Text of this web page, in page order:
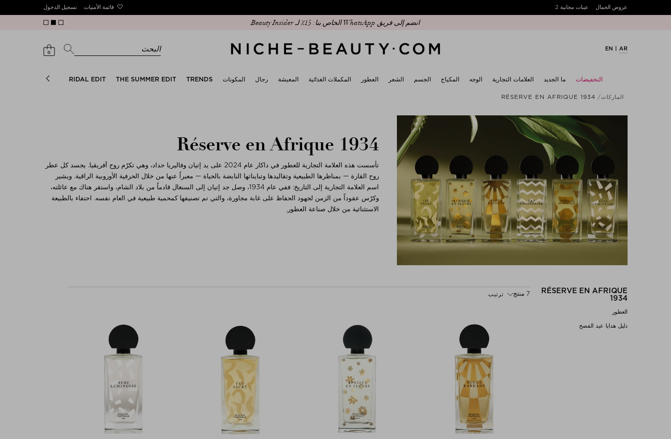
عروض الجمال عينات مجانية 2 قائمة الأمنيات تسجيل الدخول
انضم إلى فريق WhatsApp الخاص بنا: 15٪ لـ Beauty Insider
AR
EN البحث 0
التخفيضات ما الجديد العلامات التجارية الوجه المكياج الجسم الشعر العطور المكملات الغذائية المعيشة رجال المكونات TRENDS
THE SUMMER EDIT
BRIDAL EDIT
CLEAN IS COOL!
الماركات RÉSERVE EN AFRIQUE 1934
Réserve en Afrique 1934
تأسست هذه العلامة التجارية للعطور في داكار عام 2024 على يد إتيان وفاليريا حداد، وهي تكرّم روح أفريقيا. يجسد كل عطر
روح القارة — بمناظرها الطبيعية وتقاليدها وتبايناتها النابضة بالحياة — معبراً عنها من خلال الحرفية الأوروبية الراقية. ويشير
اسم العلامة التجارية إلى التاريخ: ففي عام 1934، وصل جد إتيان إلى السنغال قادماً من بلاد الشام، واستقر هناك مع عائلته،
وكرّس عقوداً من الزمن لجهود الحفاظ على غابة مجاورة، والتي تم تصنيفها كمحمية طبيعية في العام نفسه. احتفاء بالطبيعة
الاستثنائية من خلال صناعة العطور.
RÉSERVE EN AFRIQUE
1934
العطور
دليل هدايا عيد الفصح
7 منتج ترتيب